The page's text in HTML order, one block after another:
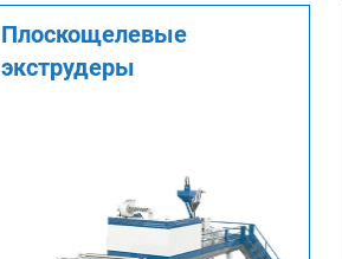
Плоскощелевые
экструдеры